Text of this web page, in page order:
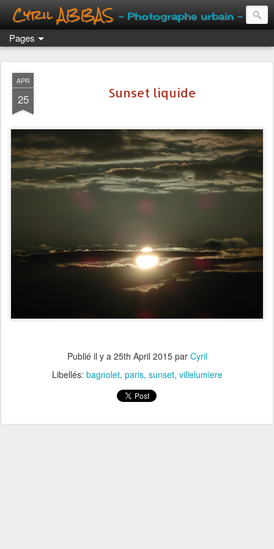
Cyril ABBAS - Photographe urbain -
Pages
APR
25 Sunset liquide
Publié il y a 25th April 2015par Cyril
Libellés: bagnolet paris sunset villelumiere